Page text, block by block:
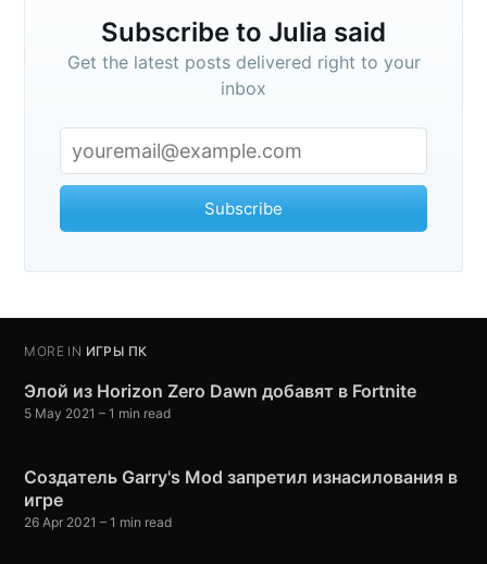
Subscribe to Julia said
Get the latest posts delivered right to your
inbox
Subscribe
MORE IN ИГРЫ ПК
Элой из Horizon Zero Dawn добавят в Fortnite
5 May 2021 – 1 min read
Создатель Garry's Mod запретил изнасилования в
игре
26 Apr 2021 – 1 min read
your inbox
Subscribe